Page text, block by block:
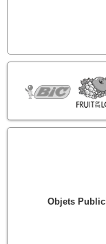
Objets